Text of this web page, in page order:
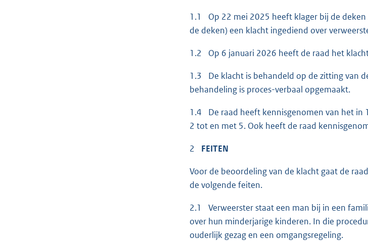
1.1 Op 22 mei 2025 heeft klager bij de
de deken) een klacht ingediend over
1.2 Op 6 januari 2026 heeft de raad het
1.3 De klacht is behandeld op de zitting van
behandeling is proces-verbaal opgemaakt.
1.4 De raad heeft kennisgenomen van het in
2 tot en met 5. Ook heeft de raad
2 FEITEN
Voor de beoordeling van de klacht gaat de
de volgende feiten.
2.1 Verweerster staat een man bij in een
over hun minderjarige kinderen. In die
ouderlijk gezag en een omgangsregeling.